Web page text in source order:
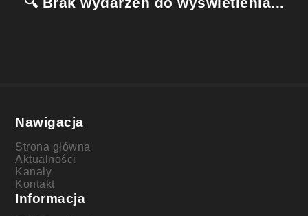
Nawigacja
Strona główna
Aktualności
Kanały
Kontakt
Informacja